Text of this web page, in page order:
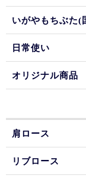
いがやもちぶた(
日常使い
オリジナル商品
肩ロース
リブロース